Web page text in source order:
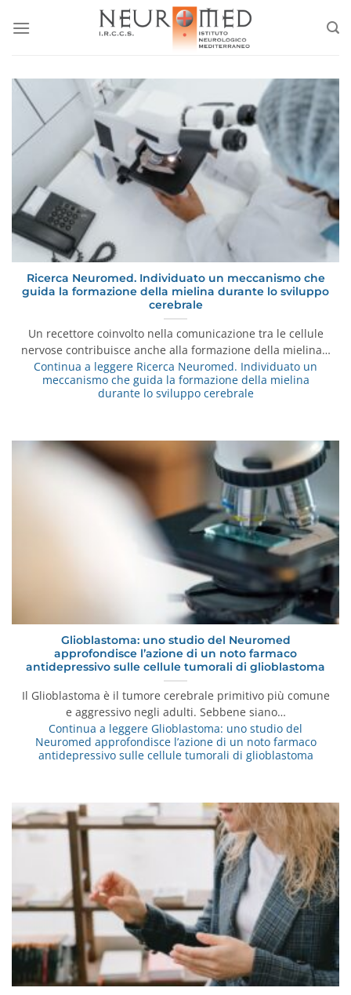
Ricerca Neuromed. Individuato un meccanismo che
guida la formazione della mielina durante lo sviluppo
cerebrale
Un recettore coinvolto nella comunicazione tra le cellule
nervose contribuisce anche alla formazione della mielina…
Continua a leggere Ricerca Neuromed. Individuato un
meccanismo che guida la formazione della mielina
durante lo sviluppo cerebrale
Glioblastoma: uno studio del Neuromed
approfondisce l’azione di un noto farmaco
antidepressivo sulle cellule tumorali di glioblastoma
Il Glioblastoma è il tumore cerebrale primitivo più comune
e aggressivo negli adulti. Sebbene siano…
Continua a leggere Glioblastoma: uno studio del
Neuromed approfondisce l’azione di un noto farmaco
antidepressivo sulle cellule tumorali di glioblastoma